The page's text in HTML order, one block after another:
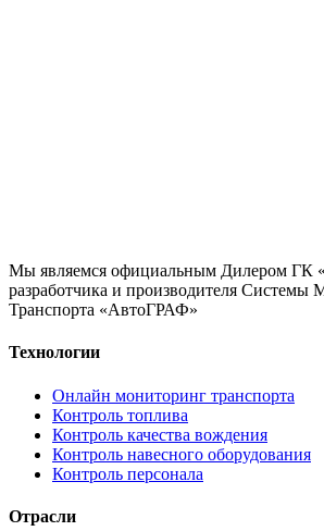
Мы являемся официальным Дилером ГК
разработчика и производителя Системы
Транспорта «АвтоГРАФ»
Технологии
Онлайн мониторинг транспорта
Контроль топлива
Контроль качества вождения
Контроль навесного оборудования
Контроль персонала
Отрасли